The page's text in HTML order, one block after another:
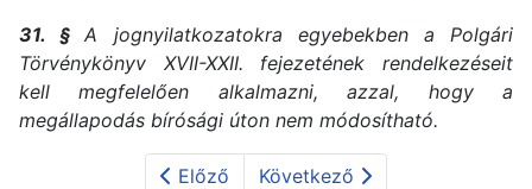
31. §A jognyilatkozatokra egyebekben a Polgári
Törvénykönyv XVII-XXII. fejezetének rendelkezéseit
kell megfelelően alkalmazni, azzal, hogy a
megállapodás bírósági úton nem módosítható.
Előző Következő